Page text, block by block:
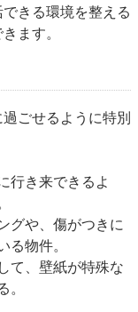
きる環境を整える
ます。
ごせるように特別
行き来できるよ
グや、傷がつきに
る物件。
て、壁紙が特殊な